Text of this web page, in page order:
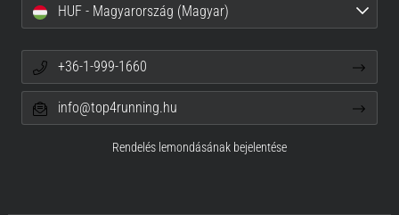
HUF - Magyarország (Magyar)
+36-1-999-1660
info@top4running.hu
Rendelés lemondásának bejelentése